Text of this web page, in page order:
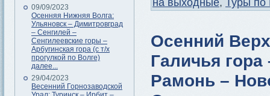
09/09/2023
Осенняя Нижняя Волга:
Ульяновск – Димитровград
– Сенгилей –
Сенгилеевские горы –
Арбугинская гора (с т/х
прогулкой по Волге)
далее...
29/04/2023
Весенний Горнозаводской
Осенний
Галичья
Рамонь –